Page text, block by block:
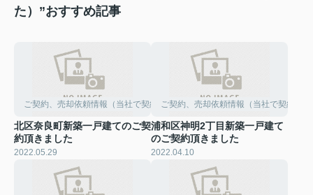
た）”おすすめ記事
ご契約、売却依頼情報（当社で契約して頂きました）
北区奈良町新築一戸建てのご契
約頂きました
2022.05.29
ご契約、売却依頼情報（当社で契約し
浦和区神明2丁目新築一戸建て
のご契約頂きました
2022.04.10